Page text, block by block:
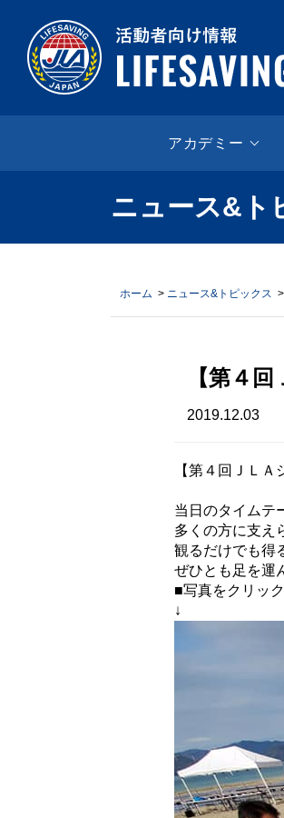
アカデミー
ニュース&ト
ホーム > ニュース&トピックス
【第４
2019.12.03
【第４回ＪＬ
当日のタイムテ
多くの方に支え
観るだけでも得
ぜひとも足を運
■写真をクリッ
↓